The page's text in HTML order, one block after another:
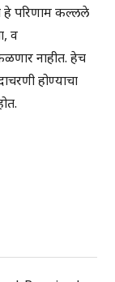
हे परिणाम कल्लले
व
नाहीत. हेच
होण्याचा